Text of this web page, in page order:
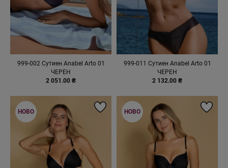
999-002 Сутиен Anabel Arto 01
ЧЕРЕН
2 051.00 ₴
999-011 Сутиен Anabel Arto 01
ЧЕРЕН
2 132.00 ₴
НОВО НОВО